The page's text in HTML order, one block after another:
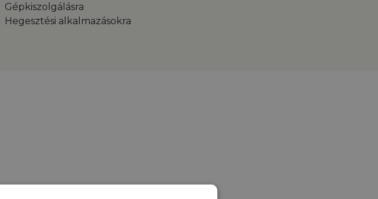
Gépkiszolgálásra
Hegesztési alkalmazásokra